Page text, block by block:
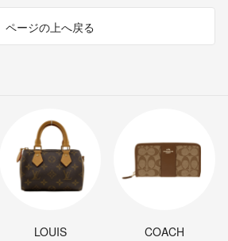
ページの上へ戻る
LOUIS
COACH